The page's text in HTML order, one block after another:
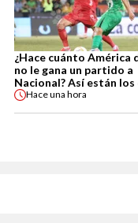
¿Hace cuánto América
no le gana un partido a
Nacional? Así están
Haceuna hora